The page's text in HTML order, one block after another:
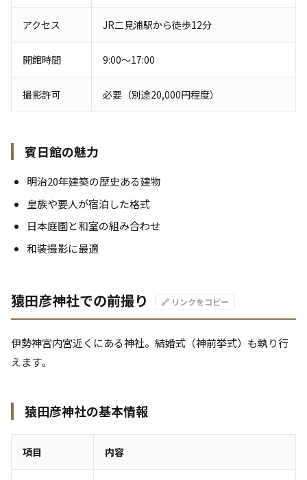
アクセス JR二見浦駅から徒歩12分
開館時間 9:00〜17:00
撮影許可 必要（別途20,000円程度）
賓日館の魅力
明治20年建築の歴史ある建物
皇族や要人が宿泊した格式
日本庭園と和室の組み合わせ
和装撮影に最適
猿田彦神社での前撮り 🔗 リンクをコピー
伊勢神宮内宮近くにある神社。結婚式（神前挙式）も執り行
えます。
猿田彦神社の基本情報
項目 内容